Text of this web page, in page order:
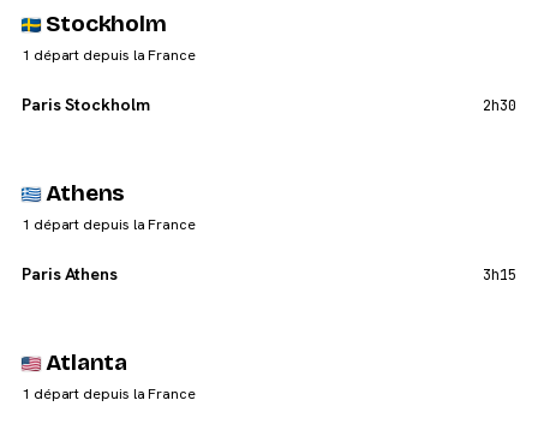
Stockholm
1 départ depuis la France
Paris Stockholm 2h30
Athens
1 départ depuis la France
Paris Athens 3h15
Atlanta
1 départ depuis la France